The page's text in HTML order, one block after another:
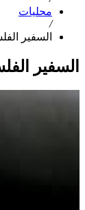
محليات
/
السفير
السفير